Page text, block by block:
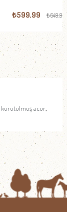
₺649,99
kurutulmuş acur,